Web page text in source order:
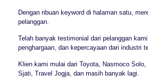
Dengan ribuan keyword di halaman satu,
pelanggan.
Telah banyak testimonial dari pelanggan
penghargaan, dan kepercayaan dari industri
Klien kami mulai dari Toyota, Nasmoco Solo,
Sjati, Travel Jogja, dan masih banyak lagi.